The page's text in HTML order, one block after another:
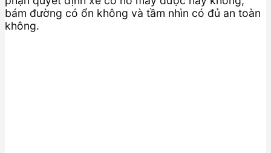
bám đường có ổn không và tầm nhìn có đủ an toàn
không.